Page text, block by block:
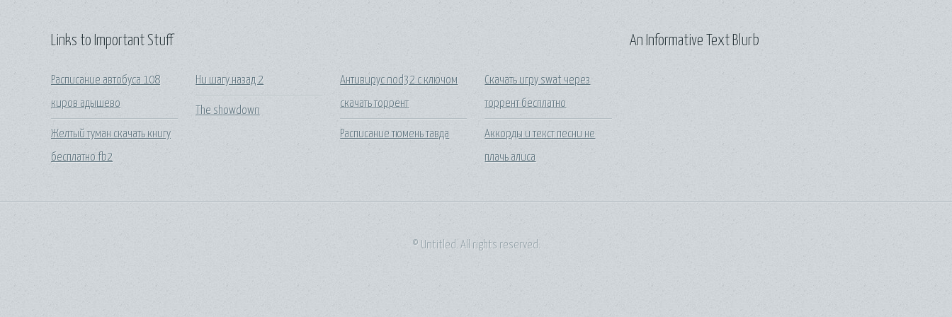
Links to Important Stuff
Расписание автобуса 108
киров адышево
Желтый туман скачать книгу
бесплатно fb2
Ни шагу назад 2
The showdown
Антивирус nod32 c ключом
скачать торрент
Расписание тюмень тавда
Скачать игру swat через
торрент бесплатно
Аккорды и текст песни не
плачь алиса
An Informative Text Blurb
© Untitled. All rights reserved.